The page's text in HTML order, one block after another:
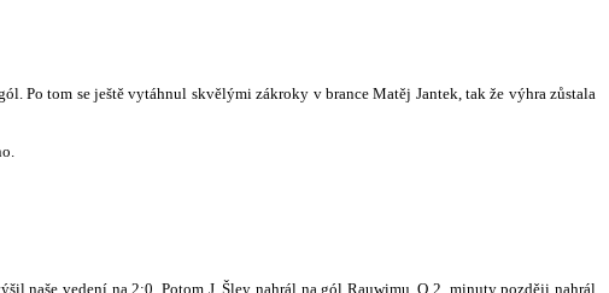
Po tom se ještě vytáhnul skvělými zákroky v brance Matěj Jantek, tak že výhra zůstala
naše vedení na 2:0. Potom J. Šley nahrál na gól Rauwimu. O 2. minuty později nahrál